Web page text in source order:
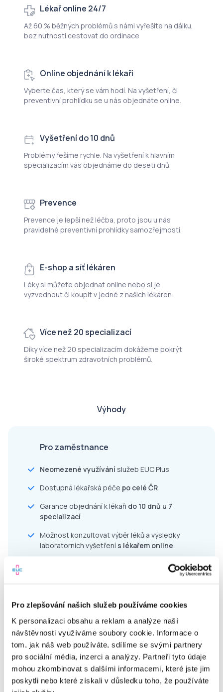
Pro zlepšování našich služeb používáme cookies
K personalizaci obsahu a reklam a analýze naší
návštěvnosti využíváme soubory cookie. Informace o
tom, jak náš web používáte, sdílíme se svými partnery
pro sociální média, inzerci a analýzy. Partneři tyto údaje
mohou zkombinovat s dalšími informacemi, které jste jim
poskytli nebo které získali v důsledku toho, že používáte
Lékař online 24/7
Až 60 % běžných problémů s námi vyřešíte na dálku,
bez nutnosti cestovat do ordinace
Online objednání k lékaři
Vyberte čas, který se vám hodí. Na vyšetření, či
preventivní prohlídku se u nás objednáte online.
Vyšetření do 10 dnů
Problémy řešíme rychle. Na vyšetření k hlavním
specializacím vás objednáme do deseti dnů.
Prevence
Prevence je lepší než léčba, proto jsou u nás
pravidelné preventivní prohlídky samozřejmostí.
E-shop a síť lékáren
Léky si můžete objednat online nebo si je
vyzvednout či koupit v jedné z našich lékáren.
Více než 20 specializací
Díky více než 20 specializacím dokážeme pokrýt
široké spektrum zdravotních problémů.
Výhody
Pro zaměstnance
Neomezené využívání služeb EUC Plus
Dostupná lékařská péče po celé ČR
Garance objednání k lékaři do 10 dnů u 7
specializací
Možnost konzultovat výběr léků a výsledky
laboratorních vyšetření s lékařem online
Pravidelná edukace v péči o zdraví a prevenci
Akce a slevy do lékáren
a laboratoří EUC
Komfort a úspora času díky online službám
Pro zaměstnavatele